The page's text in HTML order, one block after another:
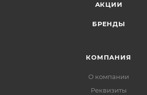
АКЦИИ
БРЕНДЫ
КОМПАНИЯ
О компании
Реквизиты